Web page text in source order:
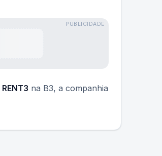
PUBLICIDADE
RENT3 na B3, a companhia